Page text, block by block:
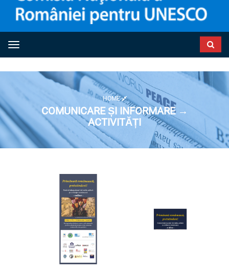
Toggle navigation
HOME
COMUNICARE ȘI INFORMARE →
ACTIVITĂȚI